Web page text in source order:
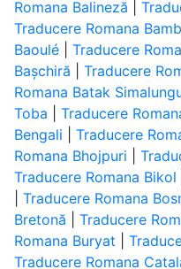
Romana Balineză
Traducere Romana
Baoulé| Traducere
Bașchiră
Traducere
Romana Batak
Toba
Traducere
Bengali
Traducere
Romana Bhojpuri
Traducere Romana Bikol
Traducere Romana
Bretonă
Traducere
Romana Buryat
Traducere Romana